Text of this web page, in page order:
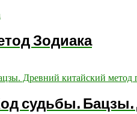
Зодиака
судьбы. Бацзы.